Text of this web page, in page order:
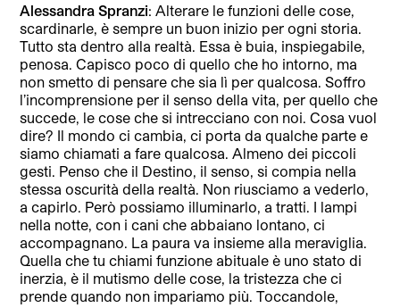
Alessandra Spranzi: Alterare le funzioni delle cose,
scardinarle, è sempre un buon inizio per ogni storia.
Tutto sta dentro alla realtà. Essa è buia, inspiegabile,
penosa. Capisco poco di quello che ho intorno, ma
non smetto di pensare che sia lì per qualcosa. Soffro
l’incomprensione per il senso della vita, per quello che
succede, le cose che si intrecciano con noi. Cosa vuol
dire? Il mondo ci cambia, ci porta da qualche parte e
siamo chiamati a fare qualcosa. Almeno dei piccoli
gesti. Penso che il Destino, il senso, si compia nella
stessa oscurità della realtà. Non riusciamo a vederlo,
a capirlo. Però possiamo illuminarlo, a tratti. I lampi
nella notte, con i cani che abbaiano lontano, ci
accompagnano. La paura va insieme alla meraviglia.
Quella che tu chiami funzione abituale è uno stato di
inerzia, è il mutismo delle cose, la tristezza che ci
prende quando non impariamo più. Toccandole,